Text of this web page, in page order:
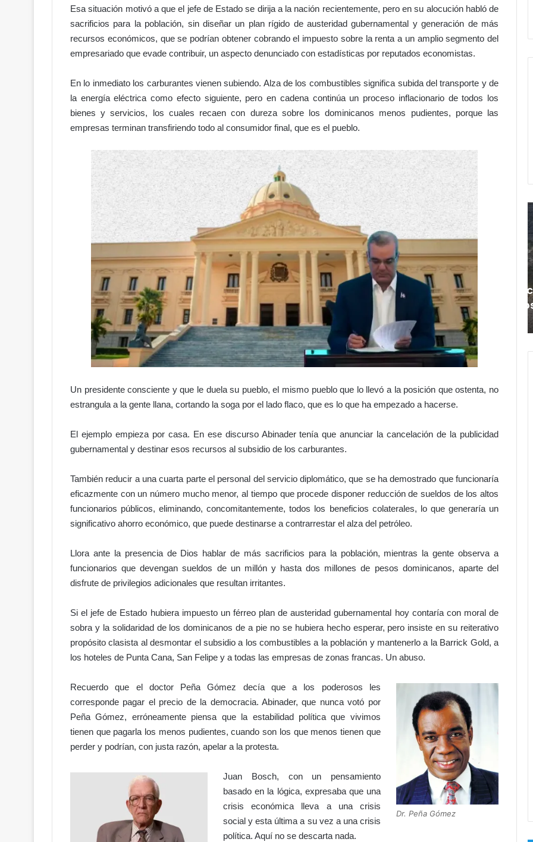
Esa situación motivó a que el jefe de Estado se dirija a la nación recientemente, pero en su alocución habló de
sacrificios para la población, sin diseñar un plan rígido de austeridad gubernamental y generación de más
recursos económicos, que se podrían obtener cobrando el impuesto sobre la renta a un amplio segmento del
empresariado que evade contribuir, un aspecto denunciado con estadísticas por reputados economistas.
En lo inmediato los carburantes vienen subiendo. Alza de los combustibles significa subida del transporte y de
la energía eléctrica como efecto siguiente, pero en cadena continúa un proceso inflacionario de todos los
bienes y servicios, los cuales recaen con dureza sobre los dominicanos menos pudientes, porque las
empresas terminan transfiriendo todo al consumidor final, que es el pueblo.
Un presidente consciente y que le duela su pueblo, el mismo pueblo que lo llevó a la posición que ostenta, no
estrangula a la gente llana, cortando la soga por el lado flaco, que es lo que ha empezado a hacerse.
El ejemplo empieza por casa. En ese discurso Abinader tenía que anunciar la cancelación de la publicidad
gubernamental y destinar esos recursos al subsidio de los carburantes.
También reducir a una cuarta parte el personal del servicio diplomático, que se ha demostrado que funcionaría
eficazmente con un número mucho menor, al tiempo que procede disponer reducción de sueldos de los altos
funcionarios públicos, eliminando, concomitantemente, todos los beneficios colaterales, lo que generaría un
significativo ahorro económico, que puede destinarse a contrarrestar el alza del petróleo.
Llora ante la presencia de Dios hablar de más sacrificios para la población, mientras la gente observa a
funcionarios que devengan sueldos de un millón y hasta dos millones de pesos dominicanos, aparte del
disfrute de privilegios adicionales que resultan irritantes.
Si el jefe de Estado hubiera impuesto un férreo plan de austeridad gubernamental hoy contaría con moral de
sobra y la solidaridad de los dominicanos de a pie no se hubiera hecho esperar, pero insiste en su reiterativo
propósito clasista al desmontar el subsidio a los combustibles a la población y mantenerlo a la Barrick Gold, a
los hoteles de Punta Cana, San Felipe y a todas las empresas de zonas francas. Un abuso.
Dr. Peña Gómez
Recuerdo que el doctor Peña Gómez decía que a los poderosos les
corresponde pagar el precio de la democracia. Abinader, que nunca votó por
Peña Gómez, erróneamente piensa que la estabilidad política que vivimos
tienen que pagarla los menos pudientes, cuando son los que menos tienen que
perder y podrían, con justa razón, apelar a la protesta.
Juan Bosch, con un pensamiento
basado en la lógica, expresaba que una
crisis económica lleva a una crisis
social y esta última a su vez a una crisis
política. Aquí no se descarta nada.
o
o
a
a
b
n
d
n
o
l
a
c
c
o
a
l
p
ó
d
r
V
C
e
n
e
Hace 2 días
Del orgullo al abandono: el acceso al
Hipódromo V Centenario da
vergüenza
¡
S
n
u
a
p
a
g
a
n
o
c
r
o
u
e
r
t
e
H
o
l
l
m
á
s
o
s
m
e
s
Hace 3 horas
¡Sin agua y pagando caro! Puerta de
Hierro lleva más de dos meses en
sequía
T
o
d
o
a
i
e
p